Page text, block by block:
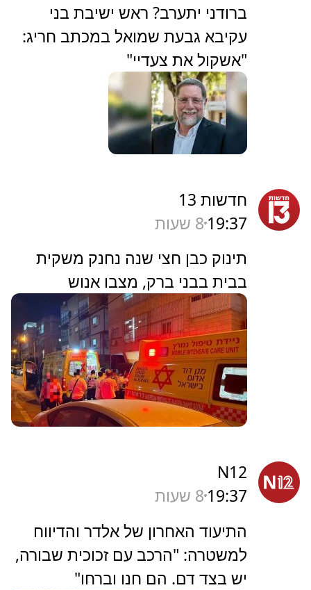
‏ברודני יתערב? ראש ישיבת בני
עקיבא גבעת שמואל במכתב חריג:
"אשקול את צעדיי"
חדשות 13
19:37 8 שעות
תינוק כבן חצי שנה נחנק משקית
בבית בבני ברק, מצבו אנוש
N12
19:37 8 שעות
התיעוד האחרון של אלדר והדיווח
למשטרה: "הרכב עם זכוכית שבורה,
יש בצד דם. הם חנו וברחו"